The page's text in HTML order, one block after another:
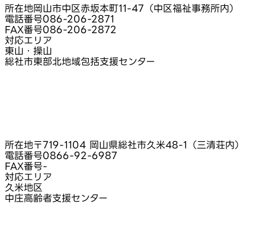
所在地岡山市中区赤坂本町11-47（中区福祉事務所内）
電話番号086-206-2871
FAX番号086-206-2872
対応エリア
東山・操山
総社市東部北地域包括支援センター
所在地〒719-1104 岡山県総社市久米48-1（三清荘内）
電話番号0866-92-6987
FAX番号-
対応エリア
久米地区
中庄高齢者支援センター